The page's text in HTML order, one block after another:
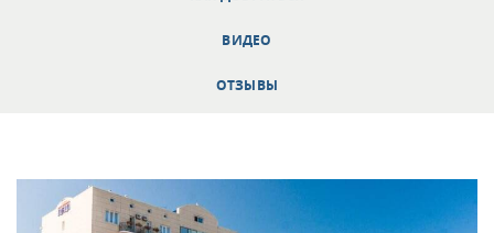
ВИДЕО
ОТЗЫВЫ